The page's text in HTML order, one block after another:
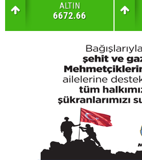
ALTIN
6672.66